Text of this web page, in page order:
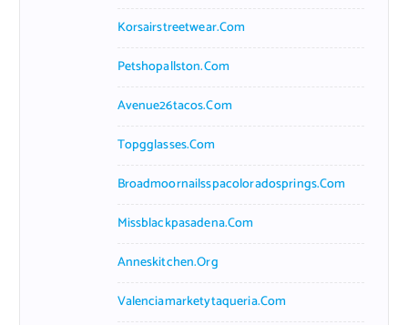
Korsairstreetwear.com
Petshopallston.com
Avenue26tacos.com
Topgglasses.com
Broadmoornailsspacoloradosprings.com
Missblackpasadena.com
Anneskitchen.org
Valenciamarketytaqueria.com